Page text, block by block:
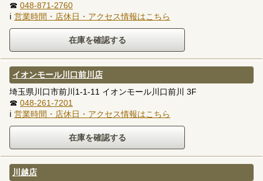
☎ 048-871-2760
ℹ 営業時間・店休日・アクセス情報はこちら
イオンモール川口前川店
埼玉県川口市前川1-1-11 イオンモール川口前川 3F
☎ 048-261-7201
ℹ 営業時間・店休日・アクセス情報はこちら
川越店